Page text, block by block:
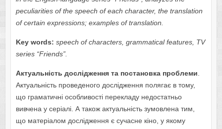
peculiarities of the speech of each character, the translation
of certain expressions; examples of translation.
Key words: speech of characters, grammatical features, TV
series “Friends”.
Актуальність дослідження та постановка проблеми.
Актуальність проведеного дослідження полягає в тому,
що граматичні особливості перекладу недостатньо
вивчена у серіалі. А також актуальність зумовлена тим,
що матеріалом дослідження є сучасне кіно, у якому